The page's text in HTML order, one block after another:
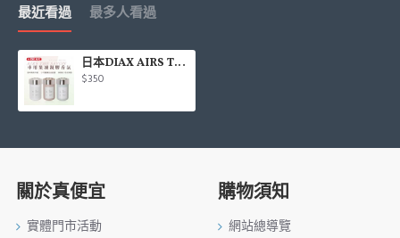
最近看過 最多人看過
日本DIAX AIRS THE SAVON 車用果凍凝膠香氛(淨白皂香/柔霧花皂/靜奢皂感)
$350
關於真便宜
實體門市活動
購物須知
網站總導覽